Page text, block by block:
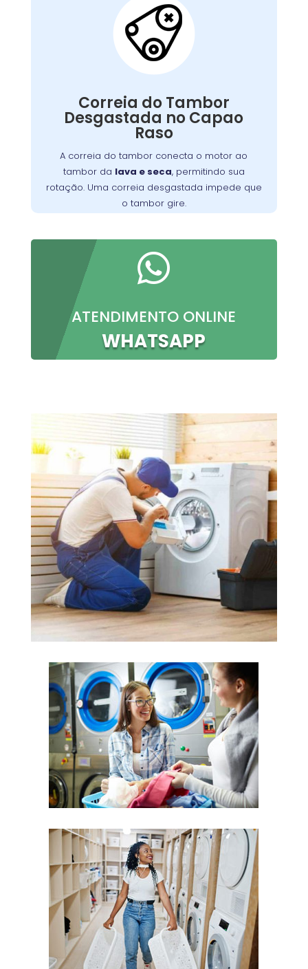
Correia do Tambor
Desgastada no Capao
Raso
A correia do tambor conecta o motor ao
tambor da lava e seca, permitindo sua
rotação. Uma correia desgastada impede que
o tambor gire.
Correia do Tambor
Desgastada:
correia do tambor
conecta o motor ao
máquina de lavar
tensão ou quebrar, resultando em um tambor
que não gira, ruídos estranhos ou ciclos
incompletos.
Substituir a correia desgastada é
máquina
. Verifique periodicamente e consulte
um técnico para a troca adequada, garantindo
maior durabilidade do equipamento

ATENDIMENTO ONLINE
WHATSAPP